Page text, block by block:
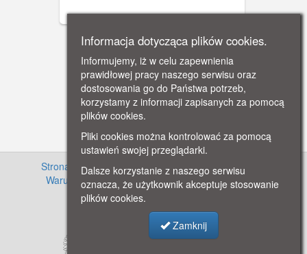
dopiero przebudowa w latach 1754 - 56
(z inicjatywy opata Jacka Rybińskiego)
nadała mu cechy budowli rokokowej.
Pałac został spalony w 1945 r.
Odbudowano go w latach 1958 - 65,
przeznaczając go na siedzibę Muzeum
Narodowego (początkowo Działu
Etnograficznego, dziś mieści się tu
Oddział Sztuki Współczesnej).
Pocztówka w obiegu od 4 V 1916 r.
Strona główna · Informacje o projekcie · Cennik
Warunki używania zasobów
· Kontakt ·
Regulamin
serwisu
· Polityka prywatności
Informacja dotycząca plików cookies.
Informujemy, iż w celu zapewnienia
prawidłowej pracy naszego serwisu oraz
dostosowania go do Państwa potrzeb,
korzystamy z informacji zapisanych za pomocą
plików cookies.
Pliki cookies można kontrolować za pomocą
ustawień swojej przeglądarki.
Dalsze korzystanie z naszego serwisu
oznacza, że użytkownik akceptuje stosowanie
plików cookies.
Zamknij